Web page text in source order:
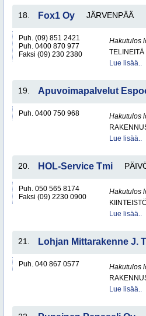
18. Fox1 Oy JÄRVENPÄÄ
Puh. (09) 851 2421
Puh. 0400 870 977
Faksi (09) 230 2380
Hakutulos
Lue lisää..
19. Apuvoimapalvelut
Puh. 0400 750 968
Hakutulos
Lue lisää..
20. HOL-Service Tmi
Puh. 050 565 8174
Faksi (09) 2230 0900
Hakutulos
Lue lisää..
21. Lohjan Mittarakenne J.
Puh. 040 867 0577
Hakutulos
Lue lisää..